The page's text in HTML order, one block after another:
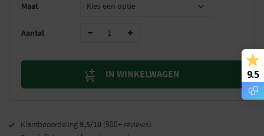
Maat
Aantal
IN WINKELWAGEN
Klantbeoordeling9,5/10 (900+ reviews)
9.5